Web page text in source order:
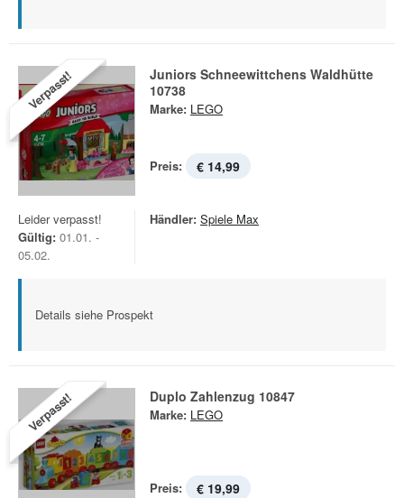
Verpasst!
Juniors Schneewittchens Waldhütte
10738
Marke: LEGO
Preis: € 14,99
Leider verpasst!
Gültig: 01.01. -
05.02.
Händler: Spiele Max
Details siehe Prospekt
Verpasst! Duplo Zahlenzug 10847
Marke: LEGO
Preis: € 19,99